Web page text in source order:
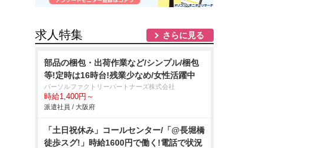
求人特集 さらに見る
部品の梱包・出荷作業など/シンプル/梱包
等!定時は16時台!残業少なめ/女性活躍中
パーソルファクトリーパートナーズ株式会社
時給1,400円～
派遣社員 / 大阪府
「土日祝休み」コールセンター/「@長堀橋
徒歩スグ!」時給1600円で働く!電話で状況